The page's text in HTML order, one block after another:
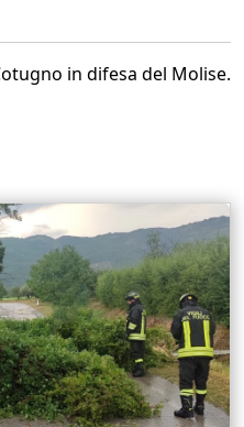
in difesa del Molise.